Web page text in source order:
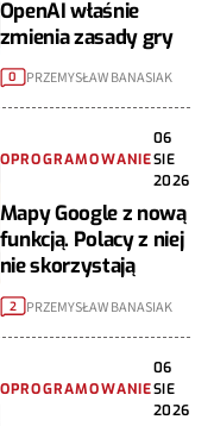
OpenAI właśnie
zmienia zasady gry
0 PRZEMYSŁAW BANASIAK
OPROGRAMOWANIE
06
SIE
2026
Mapy Google z nową
funkcją. Polacy z niej
nie skorzystają
2 PRZEMYSŁAW BANASIAK
OPROGRAMOWANIE
06
SIE
2026